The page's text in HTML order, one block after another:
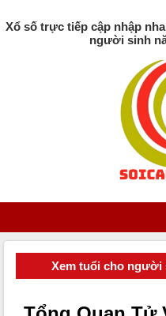
Xổ số trực tiếp cập nhập
người sinh
Xem tuổi cho người